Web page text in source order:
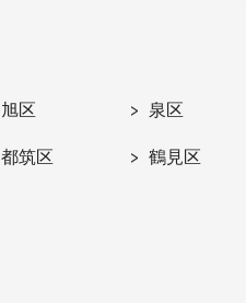
旭区 泉区
都筑区 鶴見区